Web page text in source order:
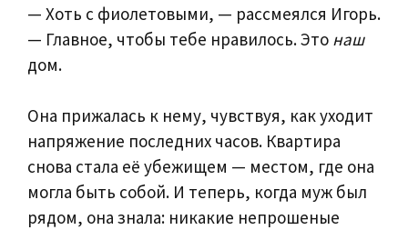
— Хоть с фиолетовыми, — рассмеялся Игорь.
— Главное, чтобы тебе нравилось. Это наш
дом.
Она прижалась к нему, чувствуя, как уходит
напряжение последних часов. Квартира
снова стала её убежищем — местом, где она
могла быть собой. И теперь, когда муж был
рядом, она знала: никакие непрошеные